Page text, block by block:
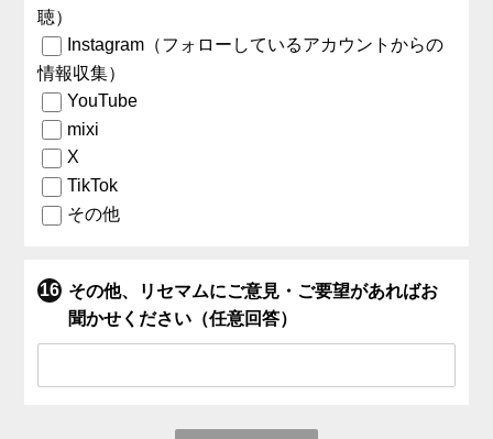
聴）
Instagram（フォローしているアカウントからの
情報収集）
YouTube
mixi
X
TikTok
その他
その他、リセマムにご意見・ご要望があればお
聞かせください（任意回答）